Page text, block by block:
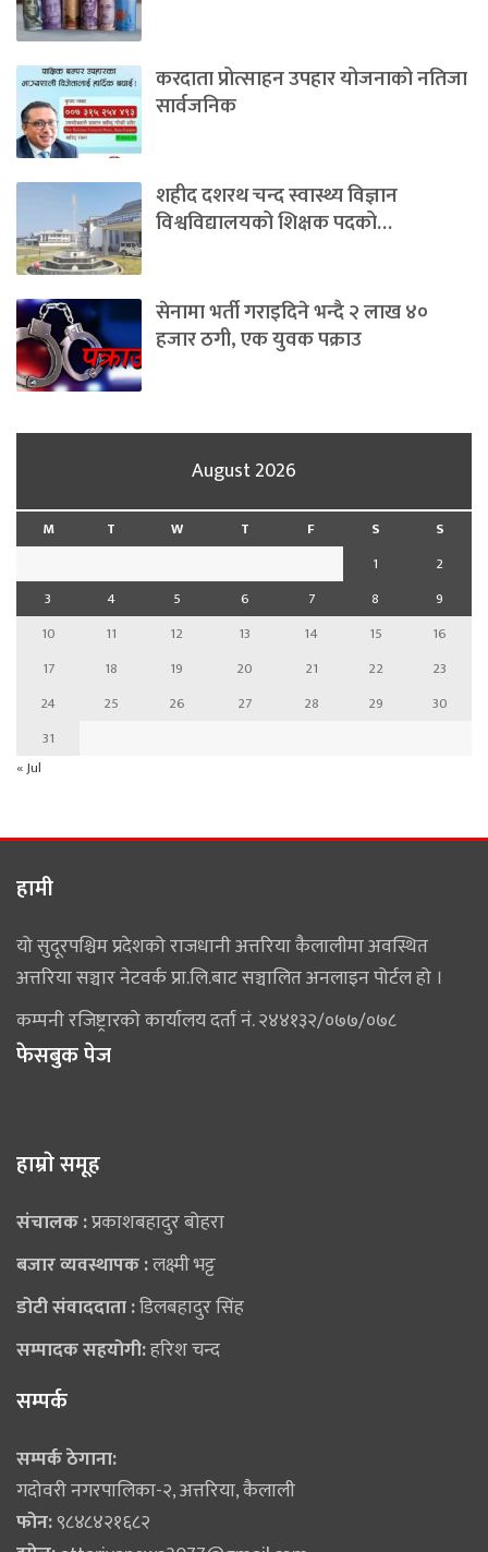
करदाता प्रोत्साहन उपहार योजनाको नतिजा
सार्वजनिक
शहीद दशरथ चन्द स्वास्थ्य विज्ञान
विश्वविद्यालयको शिक्षक पदको…
सेनामा भर्ती गराइदिने भन्दै २ लाख ४०
हजार ठगी, एक युवक पक्राउ
August 2026
M T W T F S
S
1
2
3
4 5 6 7 8
9
10
11 12 13 14 15
16
17
18 19 20 21 22
23
24
25 26 27 28 29
30
31
« Jul
हामी
यो सुदूरपश्चिम प्रदेशको राजधानी अत्तरिया कैलालीमा अवस्थित
अत्तरिया सञ्चार नेटवर्क प्रा.लि.बाट सञ्चालित अनलाइन पोर्टल हो ।
कम्पनी रजिष्ट्रारको कार्यालय दर्ता नं. २४४१३२/०७७/०७८
फेसबुक पेज
हाम्राे समूह
संचालक :प्रकाशबहादुर बोहरा
बजार व्यवस्थापक :लक्ष्मी भट्ट
डोटी संवाददाता :डिलबहादुर सिंह
सम्पादक सहयोगी:हरिश चन्द
सम्पर्क
सम्पर्क ठेगाना:
गदोवरी नगरपालिका-२, अत्तरिया, कैलाली
फोन:९८४८४२१६८२